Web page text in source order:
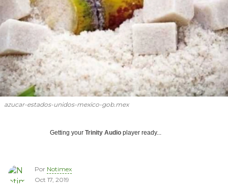
azucar-estados-unidos-mexico-gob.mex
Getting your Trinity Audio player ready...
Por Notimex
Oct 17, 2019